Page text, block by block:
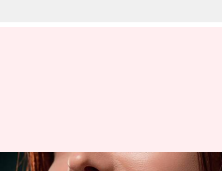
सर्दियों में संवेदनशील होंठों की